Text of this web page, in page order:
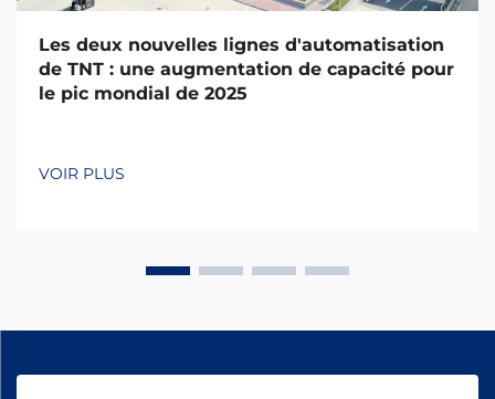
Les deux nouvelles lignes d'automatisation
de TNT : une augmentation de capacité pour
le pic mondial de 2025
VOIR PLUS